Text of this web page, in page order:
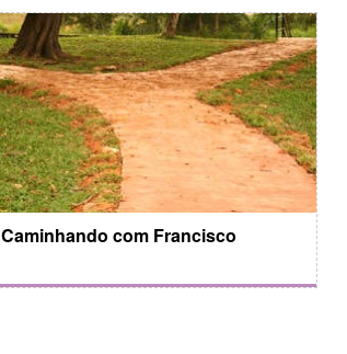
Caminhando com Francisco